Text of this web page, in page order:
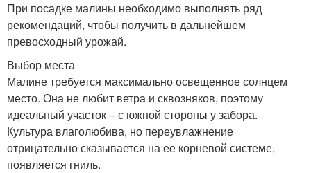
При посадке малины необходимо выполнять ряд
рекомендаций, чтобы получить в дальнейшем
превосходный урожай.
Выбор места
Малине требуется максимально освещенное солнцем
место. Она не любит ветра и сквозняков, поэтому
идеальный участок – с южной стороны у забора.
Культура влаголюбива, но переувлажнение
отрицательно сказывается на ее корневой системе,
появляется гниль.